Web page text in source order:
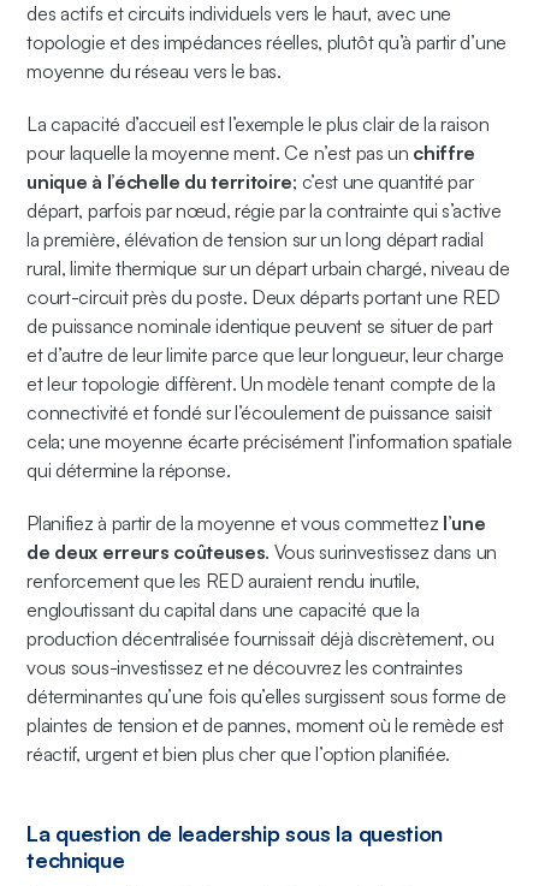
des actifs et circuits individuels vers le haut, avec une
topologie et des impédances réelles, plutôt qu’à partir d’une
moyenne du réseau vers le bas.
La capacité d’accueil est l’exemple le plus clair de la raison
pour laquelle la moyenne ment. Ce n’est pas un chiffre
unique à l’échelle du territoire; c’est une quantité par
départ, parfois par nœud, régie par la contrainte qui s’active
la première, élévation de tension sur un long départ radial
rural, limite thermique sur un départ urbain chargé, niveau de
court-circuit près du poste. Deux départs portant une RED
de puissance nominale identique peuvent se situer de part
et d’autre de leur limite parce que leur longueur, leur charge
et leur topologie diffèrent. Un modèle tenant compte de la
connectivité et fondé sur l’écoulement de puissance saisit
cela; une moyenne écarte précisément l’information spatiale
qui détermine la réponse.
Planifiez à partir de la moyenne et vous commettez l’une
de deux erreurs coûteuses. Vous surinvestissez dans un
renforcement que les RED auraient rendu inutile,
engloutissant du capital dans une capacité que la
production décentralisée fournissait déjà discrètement, ou
vous sous-investissez et ne découvrez les contraintes
déterminantes qu’une fois qu’elles surgissent sous forme de
plaintes de tension et de pannes, moment où le remède est
réactif, urgent et bien plus cher que l’option planifiée.
La question de leadership sous la question
technique